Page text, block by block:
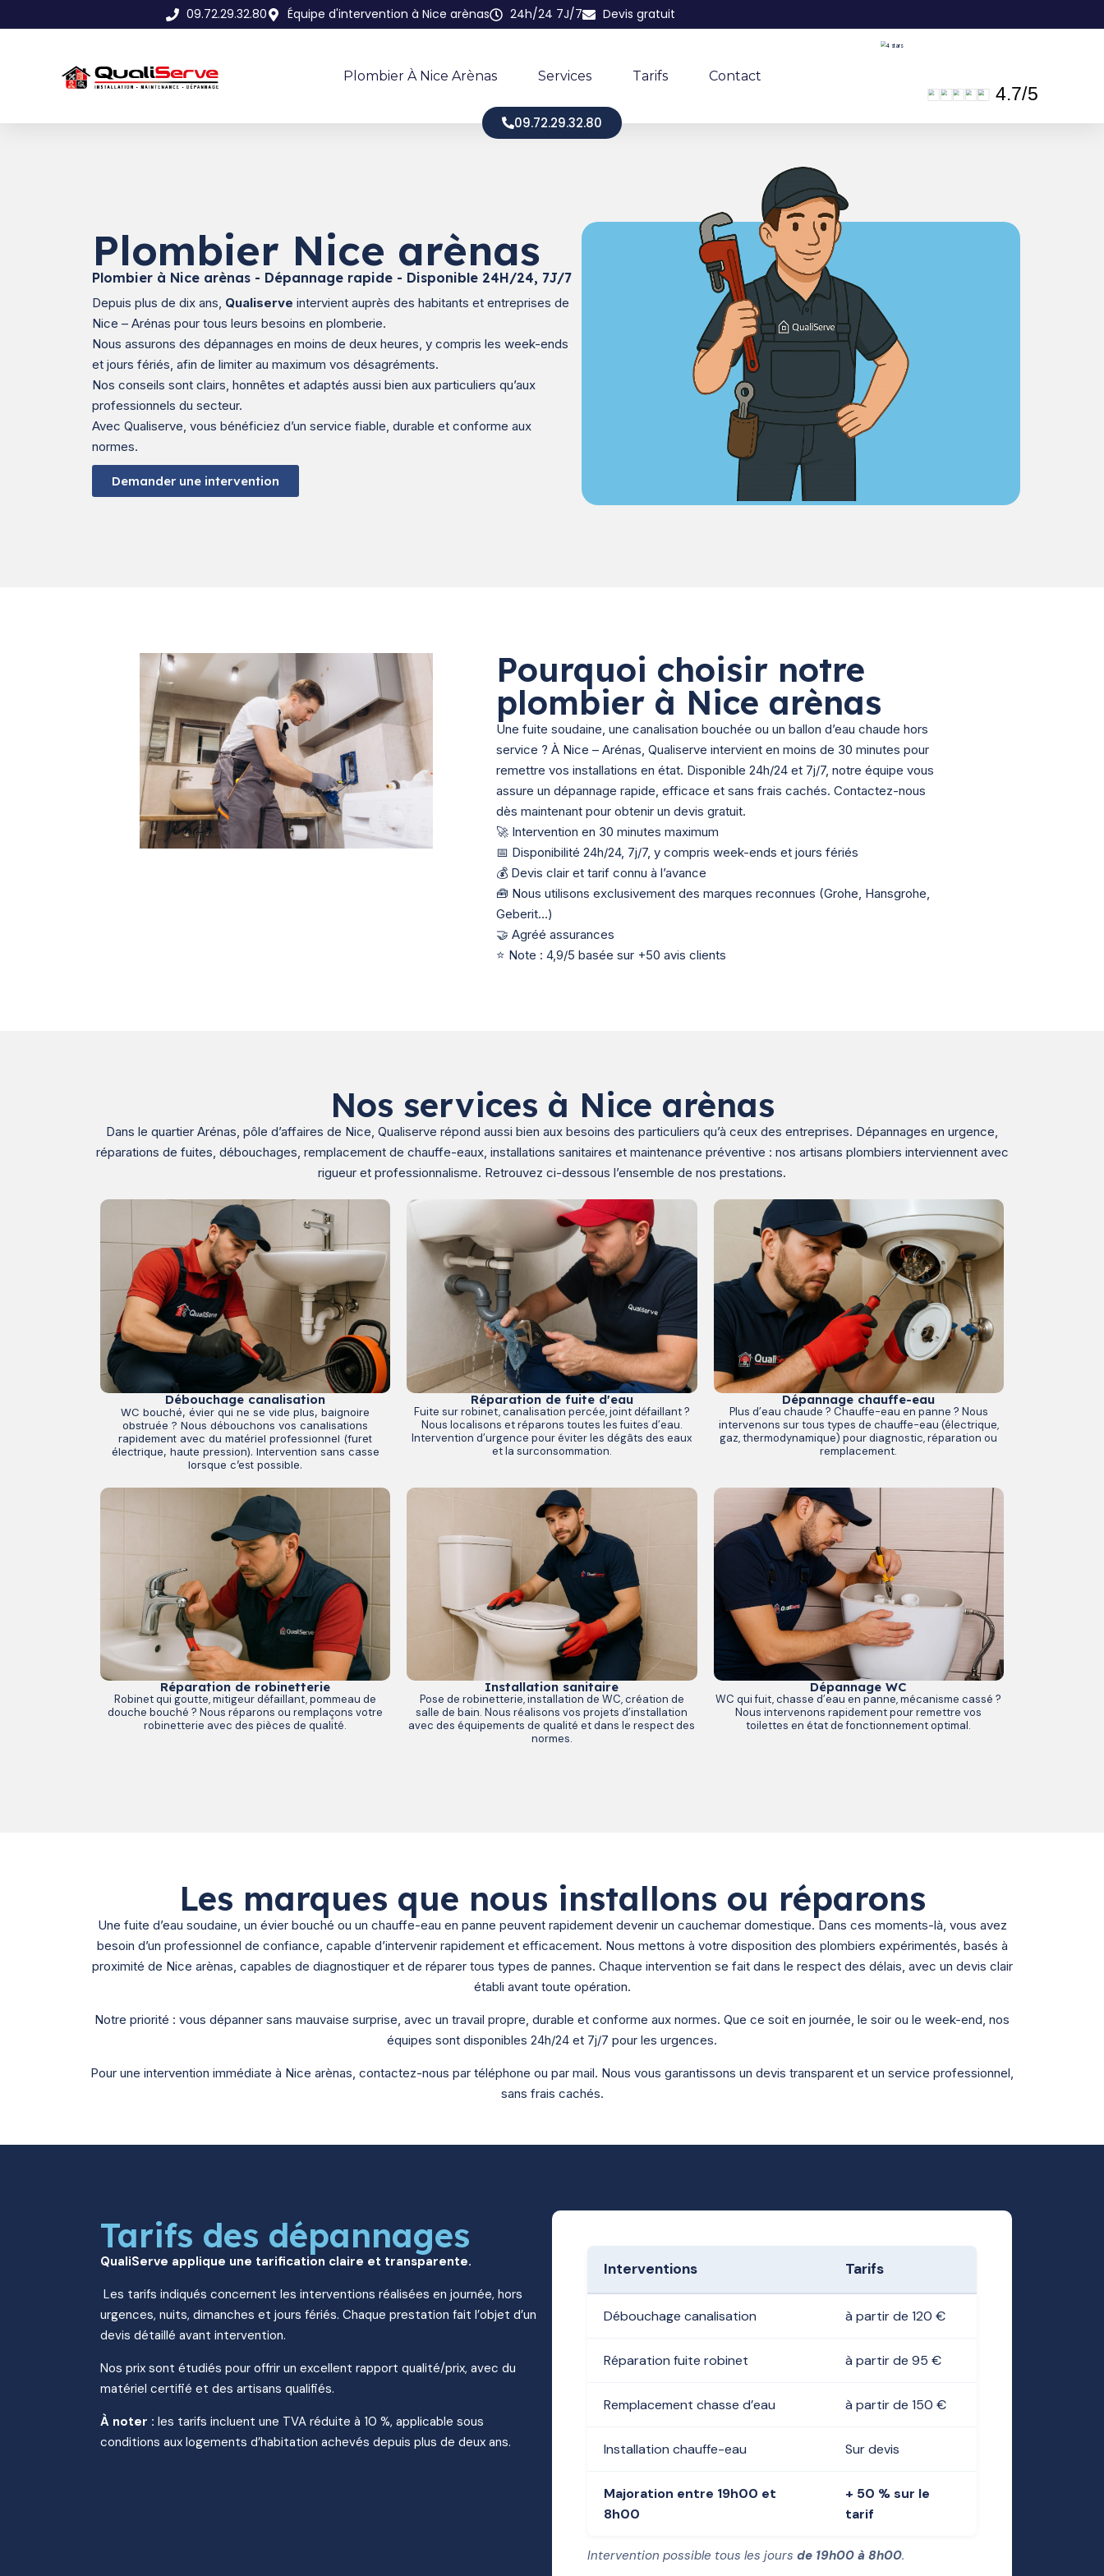
09.72.29.32.80 Équipe d'intervention à Nice arènas 24h/24 7J/7 Devis gratuit
Plombier À Nice Arènas Services Tarifs Contact
4.7/5
09.72.29.32.80
Plombier Nice arènas
Plombier à Nice arènas - Dépannage rapide - Disponible 24H/24, 7J/7
Depuis plus de dix ans, Qualiserve intervient auprès des habitants et entreprises de
Nice – Arénas pour tous leurs besoins en plomberie.
Nous assurons des dépannages en moins de deux heures, y compris les week-ends
et jours fériés, afin de limiter au maximum vos désagréments.
Nos conseils sont clairs, honnêtes et adaptés aussi bien aux particuliers qu’aux
professionnels du secteur.
Avec Qualiserve, vous bénéficiez d’un service fiable, durable et conforme aux
normes.
Demander une intervention
Pourquoi choisir notre
plombier à Nice arènas
Une fuite soudaine, une canalisation bouchée ou un ballon d’eau chaude hors
service ? À Nice – Arénas, Qualiserve intervient en moins de 30 minutes pour
remettre vos installations en état. Disponible 24h/24 et 7j/7, notre équipe vous
assure un dépannage rapide, efficace et sans frais cachés. Contactez-nous
dès maintenant pour obtenir un devis gratuit.
🚀 Intervention en 30 minutes maximum
📅 Disponibilité 24h/24, 7j/7, y compris week-ends et jours fériés
💰 Devis clair et tarif connu à l’avance
🧰 Nous utilisons exclusivement des marques reconnues (Grohe, Hansgrohe,
Geberit…)
🤝 Agréé assurances
⭐ Note : 4,9/5 basée sur +50 avis clients
Nos services à Nice arènas
Dans le quartier Arénas, pôle d’affaires de Nice, Qualiserve répond aussi bien aux besoins des particuliers qu’à ceux des entreprises. Dépannages en urgence,
réparations de fuites, débouchages, remplacement de chauffe-eaux, installations sanitaires et maintenance préventive : nos artisans plombiers interviennent avec
rigueur et professionnalisme. Retrouvez ci-dessous l’ensemble de nos prestations.
Débouchage canalisation
WC bouché, évier qui ne se vide plus, baignoire
obstruée ? Nous débouchons vos canalisations
rapidement avec du matériel professionnel (furet
électrique, haute pression). Intervention sans casse
lorsque c’est possible.
Réparation de fuite d'eau
Fuite sur robinet, canalisation percée, joint défaillant ?
Nous localisons et réparons toutes les fuites d’eau.
Intervention d’urgence pour éviter les dégâts des eaux
et la surconsommation.
Dépannage chauffe-eau
Plus d’eau chaude ? Chauffe-eau en panne ? Nous
intervenons sur tous types de chauffe-eau (électrique,
gaz, thermodynamique) pour diagnostic, réparation ou
remplacement.
Réparation de robinetterie
Robinet qui goutte, mitigeur défaillant, pommeau de
douche bouché ? Nous réparons ou remplaçons votre
robinetterie avec des pièces de qualité.
Installation sanitaire
Pose de robinetterie, installation de WC, création de
salle de bain. Nous réalisons vos projets d’installation
avec des équipements de qualité et dans le respect des
normes.
Dépannage WC
WC qui fuit, chasse d’eau en panne, mécanisme cassé ?
Nous intervenons rapidement pour remettre vos
toilettes en état de fonctionnement optimal.
Les marques que nous installons ou réparons
Une fuite d’eau soudaine, un évier bouché ou un chauffe-eau en panne peuvent rapidement devenir un cauchemar domestique. Dans ces moments-là, vous avez
besoin d’un professionnel de confiance, capable d’intervenir rapidement et efficacement. Nous mettons à votre disposition des plombiers expérimentés, basés à
proximité de Nice arènas, capables de diagnostiquer et de réparer tous types de pannes. Chaque intervention se fait dans le respect des délais, avec un devis clair
établi avant toute opération.
Notre priorité : vous dépanner sans mauvaise surprise, avec un travail propre, durable et conforme aux normes. Que ce soit en journée, le soir ou le week-end, nos
équipes sont disponibles 24h/24 et 7j/7 pour les urgences.
Pour une intervention immédiate à Nice arènas, contactez-nous par téléphone ou par mail. Nous vous garantissons un devis transparent et un service professionnel,
sans frais cachés.
Tarifs des dépannages
QualiServe applique une tarification claire et transparente.
Les tarifs indiqués concernent les interventions réalisées en journée, hors
urgences, nuits, dimanches et jours fériés. Chaque prestation fait l’objet d’un
devis détaillé avant intervention.
Nos prix sont étudiés pour offrir un excellent rapport qualité/prix, avec du
matériel certifié et des artisans qualifiés.
À noter : les tarifs incluent une TVA réduite à 10 %, applicable sous
conditions aux logements d’habitation achevés depuis plus de deux ans.
Interventions Tarifs
Débouchage canalisation à partir de 120 €
Réparation fuite robinet à partir de 95 €
Remplacement chasse d’eau à partir de 150 €
Installation chauffe-eau Sur devis
Majoration entre 19h00 et
8h00
+ 50 % sur le
tarif
Intervention possible tous les jours de 19h00 à 8h00.